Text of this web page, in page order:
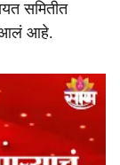
समितीत
आलं आहे.